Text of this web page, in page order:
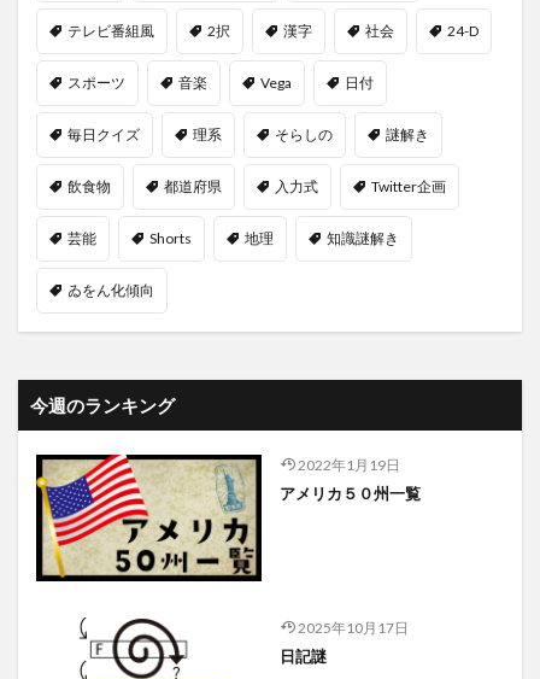
テレビ番組風 2択 漢字 社会 24-D
スポーツ 音楽 Vega 日付
毎日クイズ 理系 そらしの 謎解き
飲食物 都道府県 入力式 Twitter企画
芸能 Shorts 地理 知識謎解き
ゐをん化傾向
今週のランキング
2022年1月19日
アメリカ５０州一覧
2025年10月17日
日記謎